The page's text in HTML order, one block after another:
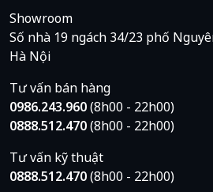
Showroom
Số nhà 19 ngách 34/23 phố
Hà Nội
Tư vấn bán hàng
0986.243.960(8h00 - 22h00)
0888.512.470(8h00 - 22h00)
Tư vấn kỹ thuật
0888.512.470(8h00 - 22h00)